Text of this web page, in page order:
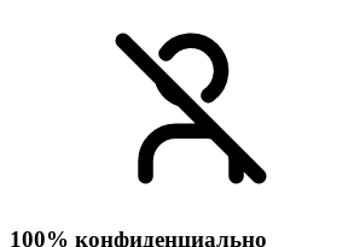
100% конфиденциально